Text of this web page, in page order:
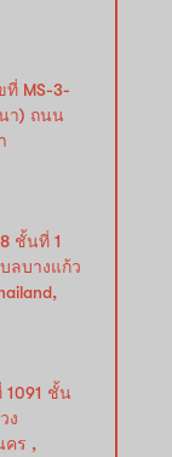
ที่ MS-3-
า) ถนน
ชั้นที่ 1
ลบางแก้ว
ชั้น
ง
คร ,